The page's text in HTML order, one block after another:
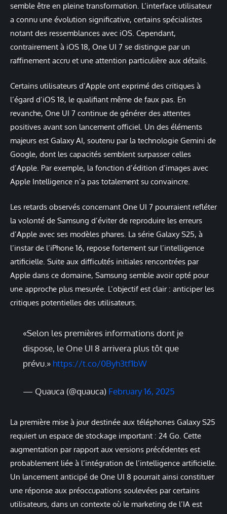
semble être en pleine transformation. L’interface utilisateur
a connu une évolution significative, certains spécialistes
notant des ressemblances avec iOS. Cependant,
contrairement à iOS 18, One UI 7 se distingue par un
raffinement accru et une attention particulière aux détails.
Certains utilisateurs d’Apple ont exprimé des critiques à
l’égard d’iOS 18, le qualifiant même de faux pas. En
revanche, One UI 7 continue de générer des attentes
positives avant son lancement officiel. Un des éléments
majeurs est Galaxy AI, soutenu par la technologie Gemini de
Google, dont les capacités semblent surpasser celles
d’Apple. Par exemple, la fonction d’édition d’images avec
Apple Intelligence n’a pas totalement su convaincre.
Les retards observés concernant One UI 7 pourraient refléter
la volonté de Samsung d’éviter de reproduire les erreurs
d’Apple avec ses modèles phares. La série Galaxy S25, à
l’instar de l’iPhone 16, repose fortement sur l’intelligence
artificielle. Suite aux difficultés initiales rencontrées par
Apple dans ce domaine, Samsung semble avoir opté pour
une approche plus mesurée. L’objectif est clair : anticiper les
critiques potentielles des utilisateurs.
«Selon les premières informations dont je
dispose, le One UI 8 arrivera plus tôt que
prévu.» https://t.co/0Byh3tf1bW
— Quauca (@quauca) February 16, 2025
La première mise à jour destinée aux téléphones Galaxy S25
requiert un espace de stockage important : 24 Go. Cette
augmentation par rapport aux versions précédentes est
probablement liée à l’intégration de l’intelligence artificielle.
Un lancement anticipé de One UI 8 pourrait ainsi constituer
une réponse aux préoccupations soulevées par certains
utilisateurs, dans un contexte où le marketing de l’IA est